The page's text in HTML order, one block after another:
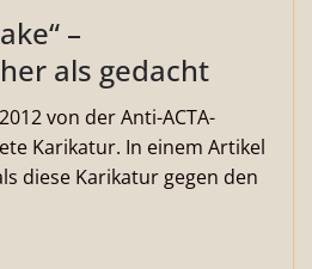
–
als gedacht
von der Anti-ACTA-
Karikatur. In einem Artikel
diese Karikatur gegen den